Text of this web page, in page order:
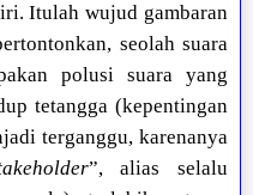
Itulah wujud gambaran
seolah suara
polusi suara yang
tetangga (kepentingan
terganggu, karenanya
”, alias selalu